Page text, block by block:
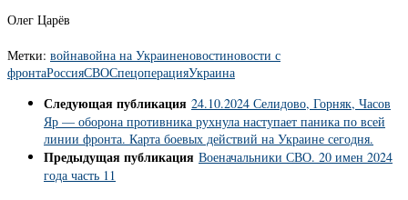
Олег Царёв
Метки: войнавойна на Украиненовостиновости с
фронтаРоссияСВОСпецоперацияУкраина
Следующая публикация 24.10.2024 Селидово, Горняк, Часов
Яр — оборона противника рухнула наступает паника по всей
линии фронта. Карта боевых действий на Украине сегодня.
Предыдущая публикация Военачальники СВО. 20 имен 2024
года часть 11